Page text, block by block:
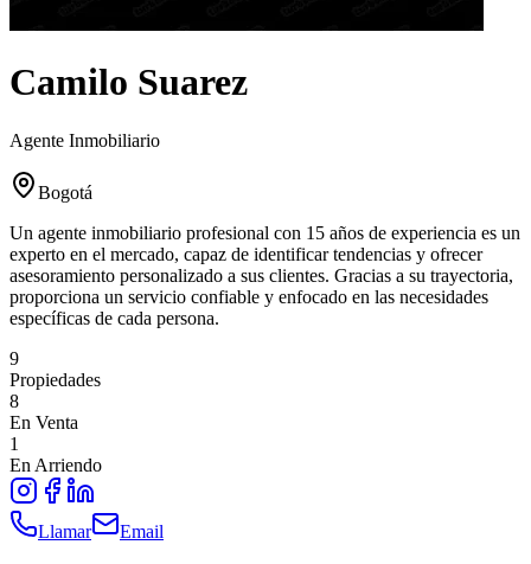
Camilo Suarez
Agente Inmobiliario
Bogotá
Un agente inmobiliario profesional con 15 años de experiencia es un
experto en el mercado, capaz de identificar tendencias y ofrecer
asesoramiento personalizado a sus clientes. Gracias a su trayectoria,
proporciona un servicio confiable y enfocado en las necesidades
específicas de cada persona.
9
Propiedades
8
En Venta
1
En Arriendo
Llamar Email